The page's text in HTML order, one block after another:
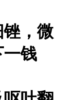
，微
钱